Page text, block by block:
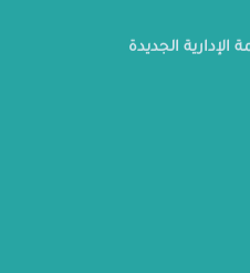
الإدارية الجديدة